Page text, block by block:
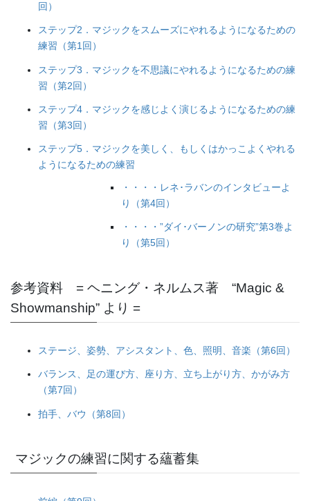
回）
ステップ2．マジックをスムーズにやれるようになるための
練習（第1回）
ステップ3．マジックを不思議にやれるようになるための練
習（第2回）
ステップ4．マジックを感じよく演じるようになるための練
習（第3回）
ステップ5．マジックを美しく、もしくはかっこよくやれる
ようになるための練習
・・・・レネ･ラバンのインタビューよ
り（第4回）
・・・・”ダイ･バーノンの研究”第3巻よ
り（第5回）
参考資料 = ヘニング・ネルムス著 “Magic &
Showmanship” より =
ステージ、姿勢、アシスタント、色、照明、音楽（第6回）
バランス、足の運び方、座り方、立ち上がり方、かがみ方
（第7回）
拍手、バウ（第8回）
マジックの練習に関する蘊蓄集